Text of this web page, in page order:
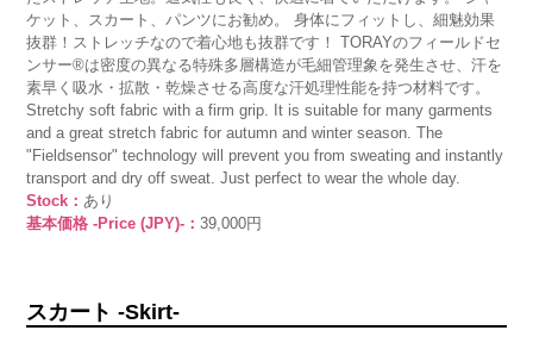
ケット、スカート、パンツにお勧め。 身体にフィットし、細魅効果
抜群！ストレッチなので着心地も抜群です！ TORAYのフィールドセ
ンサー®は密度の異なる特殊多層構造が毛細管理象を発生させ、汗を
素早く吸水・拡散・乾燥させる高度な汗処理性能を持つ材料です。
Stretchy soft fabric with a firm grip. It is suitable for many garments
and a great stretch fabric for autumn and winter season. The
"Fieldsensor" technology will prevent you from sweating and instantly
transport and dry off sweat. Just perfect to wear the whole day.
Stock：あり
基本価格 -Price (JPY)-：39,000円
スカート -Skirt-